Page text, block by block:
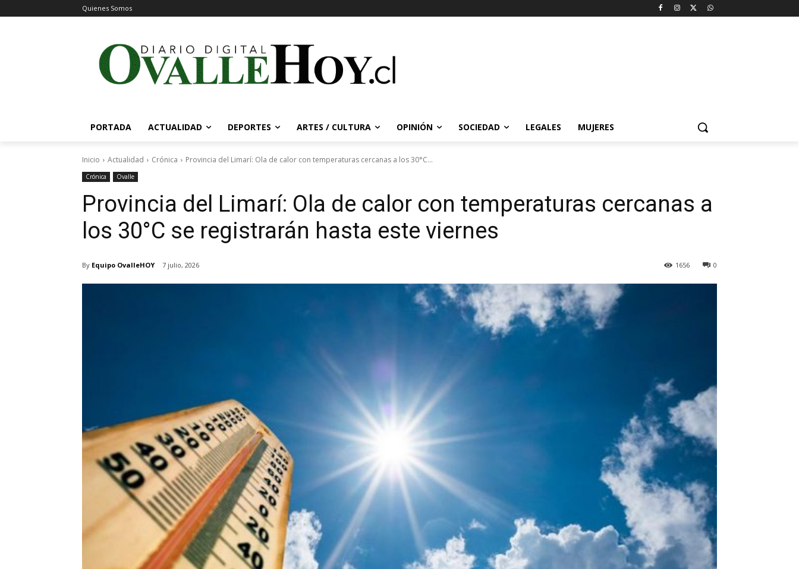
Quienes Somos
PORTADA ACTUALIDAD DEPORTES ARTES / CULTURA OPINIÓN SOCIEDAD LEGALES MUJERES
Inicio Actualidad Crónica Provincia del Limarí: Ola de calor con temperaturas cercanas a los 30°C...
Crónica Ovalle
Provincia del Limarí: Ola de calor con temperaturas cercanas a
los 30°C se registrarán hasta este viernes
By Equipo OvalleHOY 7 julio, 2026 0
1656